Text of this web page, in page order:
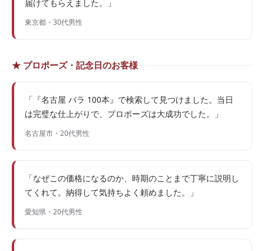
届けてもらえました。」
東京都・30代男性
★ プロポーズ・記念日のお客様
「『名古屋 バラ 100本』で検索して見つけました。当日
は完璧な仕上がりで、プロポーズは大成功でした。」
名古屋市・20代男性
「なぜこの価格になるのか、時期のことまで丁寧に説明し
てくれて。納得して気持ちよく頼めました。」
愛知県・20代男性